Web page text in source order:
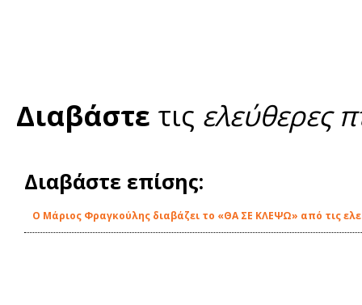
Διαβάστε τις ελεύθερες
Διαβάστε επίσης:
O Μάριος Φραγκούλης διαβάζει το «ΘΑ ΣΕ ΚΛΕΨΩ» από τις